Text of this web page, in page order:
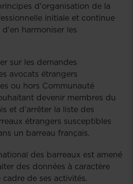
d'organisation de la
initiale et continue
harmoniser les
sur les demandes
avocats étrangers
ou hors Communauté
devenir membres du
et d’arrêter la liste des
étrangers susceptibles
un barreau français.
des barreaux est amené
des données à caractère
de ses activités.